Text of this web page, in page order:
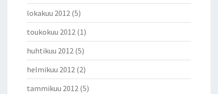
lokakuu 2012 (5)
toukokuu 2012 (1)
huhtikuu 2012 (5)
helmikuu 2012 (2)
tammikuu 2012 (5)